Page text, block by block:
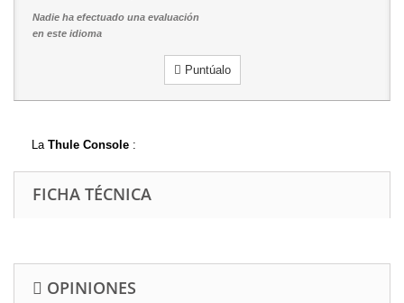
Nadie ha efectuado una evaluación
en este idioma
Puntúalo
La Thule Console :
FICHA TÉCNICA
OPINIONES